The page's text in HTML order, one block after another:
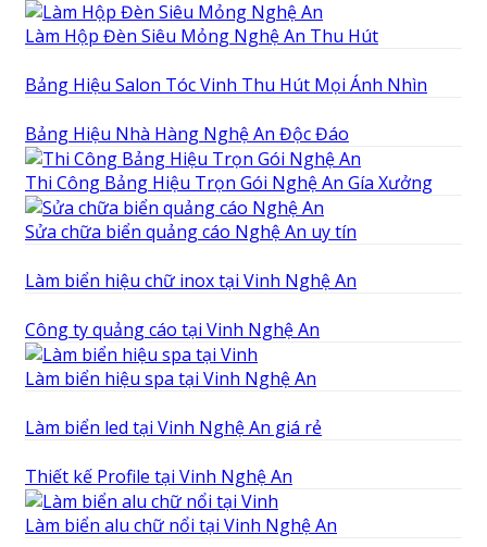
Làm Hộp Đèn Siêu Mỏng Nghệ An Thu Hút
Bảng Hiệu Salon Tóc Vinh Thu Hút Mọi Ánh Nhìn
Bảng Hiệu Nhà Hàng Nghệ An Độc Đáo
Thi Công Bảng Hiệu Trọn Gói Nghệ An Gía Xưởng
Sửa chữa biển quảng cáo Nghệ An uy tín
Làm biển hiệu chữ inox tại Vinh Nghệ An
Công ty quảng cáo tại Vinh Nghệ An
Làm biển hiệu spa tại Vinh Nghệ An
Làm biển led tại Vinh Nghệ An giá rẻ
Thiết kế Profile tại Vinh Nghệ An
Làm biển alu chữ nổi tại Vinh Nghệ An